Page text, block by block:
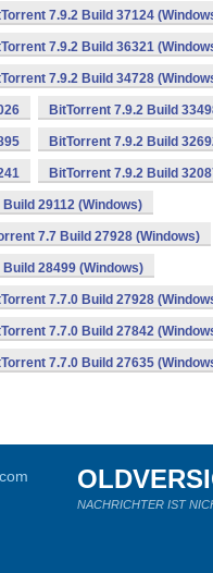
7.9.2 Build 37124
7.9.2 Build 36321
7.9.2 Build 34728
BitTorrent 7.9.2 Build
BitTorrent 7.9.2 Build
BitTorrent 7.9.2 Build
29112 (Windows)
7.7 Build 27928 (Windows)
Build 28499 (Windows)
7.7.0 Build 27928
7.7.0 Build 27842
7.7.0 Build 27635
NACHRICHTER IST